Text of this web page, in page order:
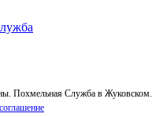
Похмельная Служба в Жуковском.